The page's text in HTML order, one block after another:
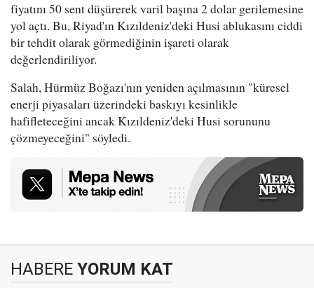
fiyatını 50 sent düşürerek varil başına 2 dolar gerilemesine
yol açtı. Bu, Riyad'ın Kızıldeniz'deki Husi ablukasını ciddi
bir tehdit olarak görmediğinin işareti olarak
değerlendiriliyor.
Salah, Hürmüz Boğazı'nın yeniden açılmasının "küresel
enerji piyasaları üzerindeki baskıyı kesinlikle
hafifleteceğini ancak Kızıldeniz'deki Husi sorununu
çözmeyeceğini" söyledi.
HABERE YORUM KAT